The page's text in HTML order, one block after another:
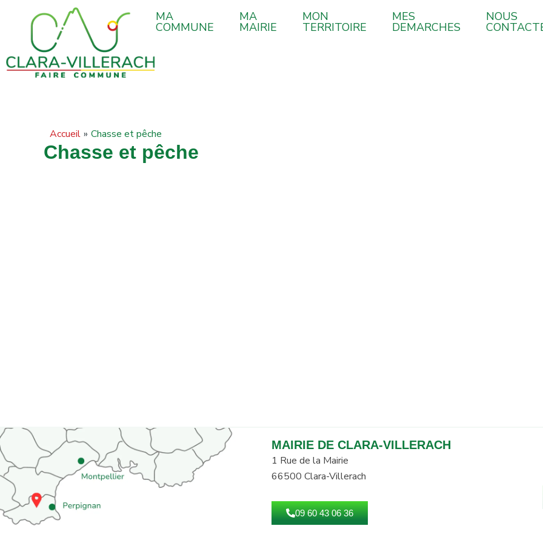
principal
contenu
MA
COMMUNE
MA
MAIRIE
MON
TERRITOIRE
MES
DEMARCHES
NOUS
Accueil Chasse et pêche
Chasse et pêche
MAIRIE DE CLARA-VILLERACH
1 Rue de la Mairie
66500 Clara-Villerach
09 60 43 06 36